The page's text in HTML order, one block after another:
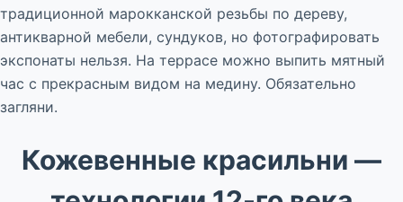
традиционной марокканской резьбы по дереву,
антикварной мебели, сундуков, но фотографировать
экспонаты нельзя. На террасе можно выпить мятный
час с прекрасным видом на медину. Обязательно
загляни.
Кожевенные красильни —